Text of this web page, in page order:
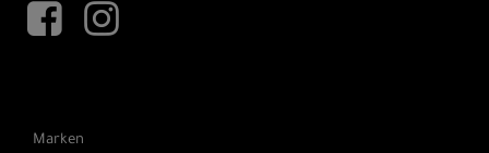
Marken